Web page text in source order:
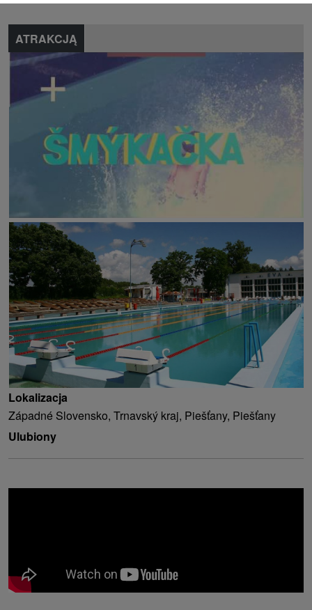
ATRAKCJĄ
Lokalizacja
Západné Slovensko, Trnavský kraj, Piešťany, Piešťany
Ulubiony